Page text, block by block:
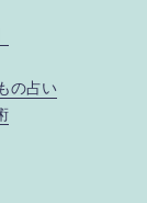
の占い